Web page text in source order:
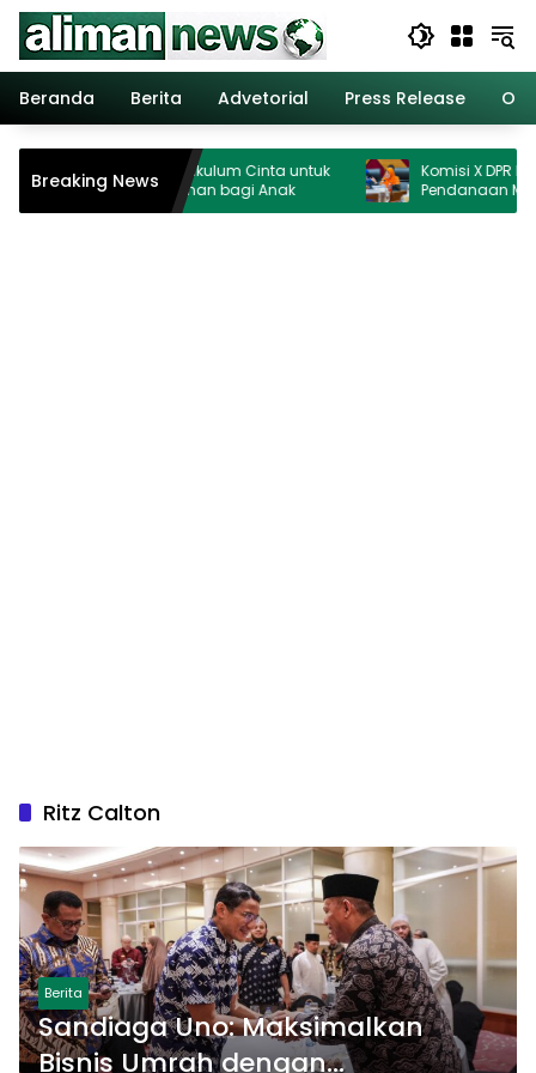
Langsung
konten
Beranda
Berita Advetorial Press Release
Breaking News
Perkuat Kurikulum Cinta untuk
Ruang Aman bagi Anak
Komisi X DPR Hormati
Pendanaan MBG
Ganggu Pendidikan
Ritz Calton
Berita
Sandiaga Uno: Maksimalkan
Bisnis Umrah dengan